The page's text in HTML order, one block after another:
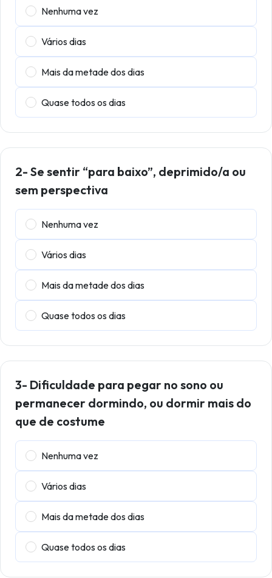
Nenhuma vez
Vários dias
Mais da metade dos dias
Quase todos os dias
2- Se sentir “para baixo”, deprimido/a ou
sem perspectiva
Nenhuma vez
Vários dias
Mais da metade dos dias
Quase todos os dias
3- Dificuldade para pegar no sono ou
permanecer dormindo, ou dormir mais do
que de costume
Nenhuma vez
Vários dias
Mais da metade dos dias
Quase todos os dias